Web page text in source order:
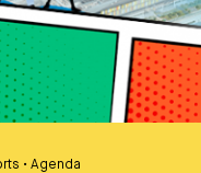
• Agenda